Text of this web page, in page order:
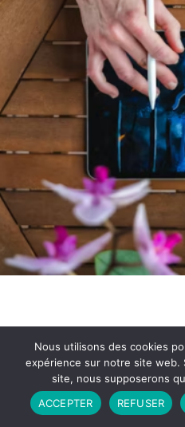
Partenariat Contact
CGU
Copyright © 2026 - Propulsé par
Nous utilisons des cookies
expérience sur notre site web.
site, nous supposerons
ACCEPTER
REFUSER